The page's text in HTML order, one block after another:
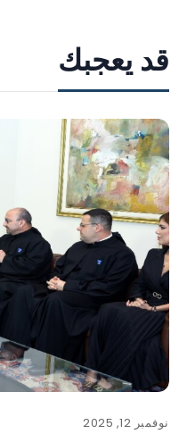
قد يعجبك
نوفمبر 12, 2025